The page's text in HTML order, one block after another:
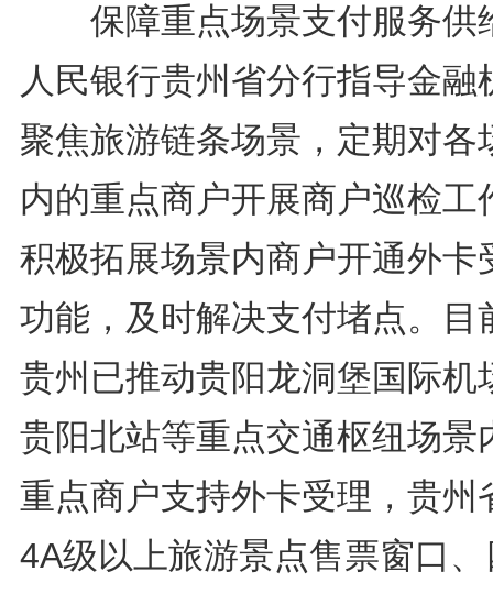
保障重点场景支付服务供
人民银行贵州省分行指导金融
聚焦旅游链条场景，定期对各
内的重点商户开展商户巡检工
积极拓展场景内商户开通外卡
功能，及时解决支付堵点。目
贵州已推动贵阳龙洞堡国际机
贵阳北站等重点交通枢纽场景
重点商户支持外卡受理，贵州
4A级以上旅游景点售票窗口